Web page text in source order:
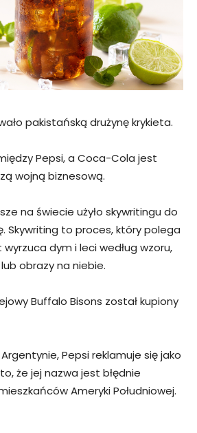
pakistańską drużynę krykieta.
Pepsi, a Coca-Cola jest
wojną biznesową.
na świecie użyło skywritingu do
Skywriting to proces, który polega
dym i leci według wzoru,
obrazy na niebie.
Buffalo Bisons został kupiony
Pepsi reklamuje się jako
że jej nazwa jest błędnie
Ameryki Południowej.